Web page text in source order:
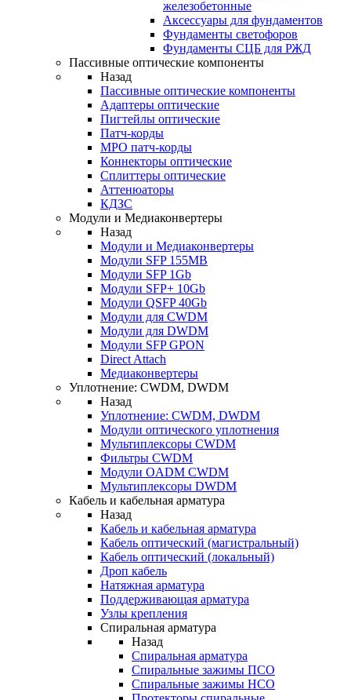
железобетонные
Аксессуары для фундаментов
Фундаменты светофоров
Фундаменты СЦБ для РЖД
Пассивные оптические компоненты
Назад
Пассивные оптические компоненты
Адаптеры оптические
Пигтейлы оптические
Патч-корды
MPO патч-корды
Коннекторы оптические
Сплиттеры оптические
Аттенюаторы
КДЗС
Модули и Медиаконвертеры
Назад
Модули и Медиаконвертеры
Модули SFP 155MB
Модули SFP 1Gb
Модули SFP+ 10Gb
Модули QSFP 40Gb
Модули для CWDM
Модули для DWDM
Модули SFP GPON
Direct Attach
Медиаконвертеры
Уплотнение: CWDM, DWDM
Назад
Уплотнение: CWDM, DWDM
Модули оптического уплотнения
Мультиплексоры CWDM
Фильтры CWDM
Модули OADM CWDM
Мультиплексоры DWDM
Кабель и кабельная арматура
Назад
Кабель и кабельная арматура
Кабель оптический (магистральный)
Кабель оптический (локальный)
Дроп кабель
Натяжная арматура
Поддерживающая арматура
Узлы крепления
Спиральная арматура
Назад
Спиральная арматура
Спиральные зажимы ПСО
Спиральные зажимы НСО